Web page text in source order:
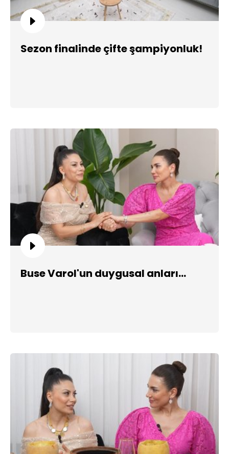
Sezon finalinde çifte şampiyonluk!
Buse Varol'un duygusal anları...